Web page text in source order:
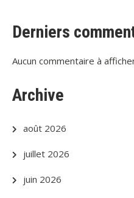
Derniers
Aucun commentaire à
Archive
août 2026
juillet 2026
juin 2026